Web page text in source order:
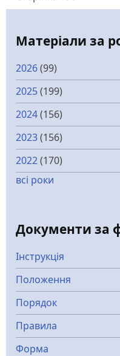
на
Матеріали за
2026(99)
2025(199)
2024(156)
2023(156)
2022(170)
всі роки
Документи за
Інструкція
Положення
Порядок
Правила
Форма